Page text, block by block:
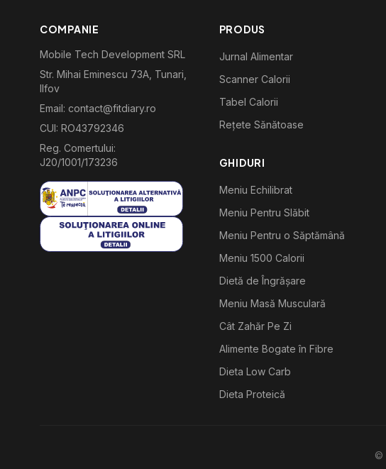
COMPANIE
Mobile Tech Development SRL
Str. Mihai Eminescu 73A, Tunari,
Ilfov
Email: contact@fitdiary.ro
CUI: RO43792346
Reg. Comertului:
J20/1001/173236
PRODUS
Jurnal Alimentar
Scanner Calorii
Tabel Calorii
Rețete Sănătoase
GHIDURI
Meniu Echilibrat
Meniu Pentru Slăbit
Meniu Pentru o Săptămână
Meniu 1500 Calorii
Dietă de Îngrășare
Meniu Masă Musculară
Cât Zahăr Pe Zi
Alimente Bogate în Fibre
Dieta Low Carb
Dieta Proteică
©